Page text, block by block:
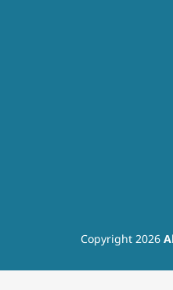
Copyright 2026